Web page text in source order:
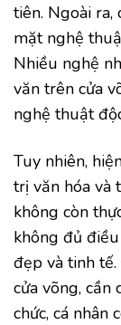
tiên. Ngoài ra,
mặt nghệ
Nhiều nghệ
văn trên cửa
nghệ thuật
Tuy nhiên,
trị văn hóa và
không còn
không đủ
đẹp và tinh
cửa võng, cần
chức, cá nhân